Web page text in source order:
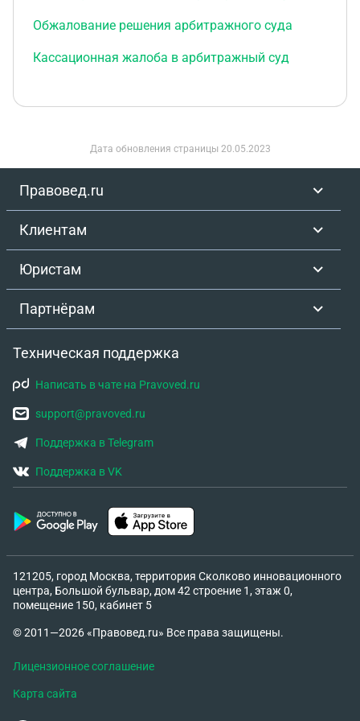
Обжалование решения арбитражного суда
Кассационная жалоба в арбитражный суд
Дата обновления страницы 20.05.2023
Правовед.ru
Клиентам
Юристам
Партнёрам
Техническая поддержка
Написать в чате на Pravoved.ru
support@pravoved.ru
Поддержка в Telegram
Поддержка в VK
121205, город Москва, территория Сколково инновационного
центра, Большой бульвар, дом 42 строение 1, этаж 0,
помещение 150, кабинет 5
© 2011—2026 «Правовед.ru» Все права защищены.
Лицензионное соглашение
Карта сайта